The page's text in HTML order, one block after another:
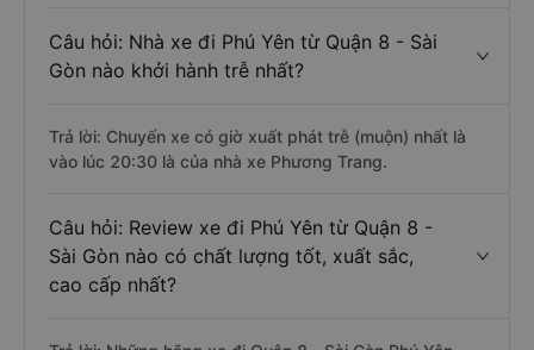
Câu hỏi: Nhà xe đi Phú Yên từ Quận 8 - Sài
Gòn nào khởi hành trễ nhất?
Trả lời: Chuyến xe có giờ xuất phát trễ (muộn) nhất là
vào lúc 20:30 là của nhà xe Phương Trang.
Câu hỏi: Review xe đi Phú Yên từ Quận 8 -
Sài Gòn nào có chất lượng tốt, xuất sắc,
cao cấp nhất?